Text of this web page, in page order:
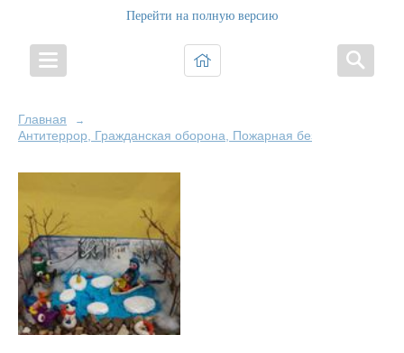
Перейти на полную версию
Главная →
Антитеррор, Гражданская оборона, Пожарная безопасность и